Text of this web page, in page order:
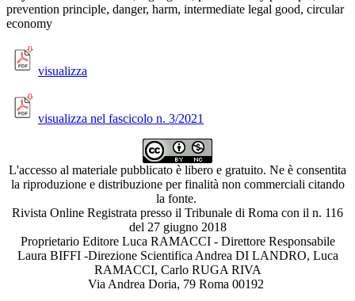
prevention principle, danger, harm, intermediate legal good, circular
economy
visualizza
visualizza nel fascicolo n. 3/2021
L'accesso al materiale pubblicato è libero e gratuito. Ne è consentita
la riproduzione e distribuzione per finalità non commerciali citando
la fonte.
Rivista Online Registrata presso il Tribunale di Roma con il n. 116
del 27 giugno 2018
Proprietario Editore Luca RAMACCI - Direttore Responsabile
Laura BIFFI -Direzione Scientifica Andrea DI LANDRO, Luca
RAMACCI, Carlo RUGA RIVA
Via Andrea Doria, 79 Roma 00192